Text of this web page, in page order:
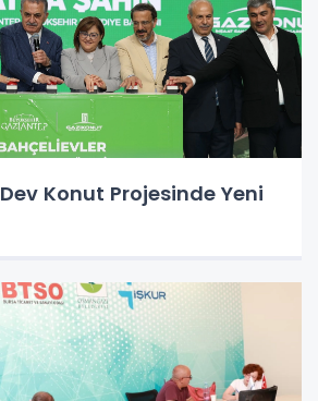
Konut Projesinde Yeni